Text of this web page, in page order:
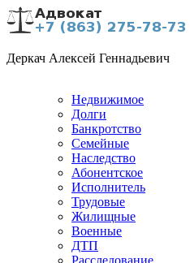
Деркач Алексей Геннадьевич
Недвижимое
Долги
Банкротство
Семейные
Наследство
Абонентское
Исполнитель
Трудовые
Жилищные
Военные
ДТП
Расследование